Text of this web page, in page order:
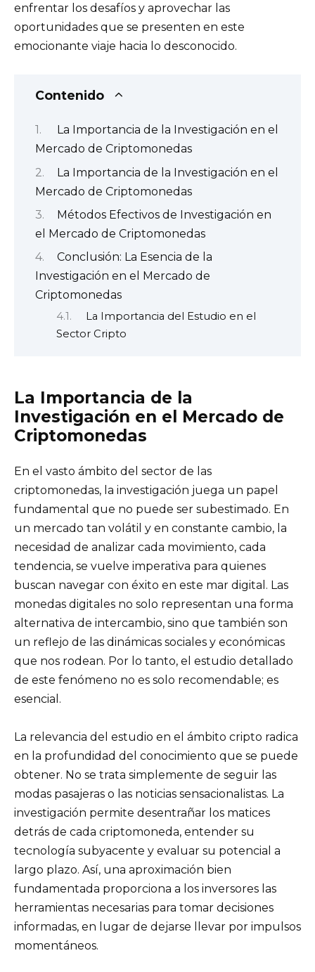
enfrentar los desafíos y aprovechar las
oportunidades que se presenten en este
emocionante viaje hacia lo desconocido.
Contenido
La Importancia de la Investigación en el
Mercado de Criptomonedas
La Importancia de la Investigación en el
Mercado de Criptomonedas
Métodos Efectivos de Investigación en
el Mercado de Criptomonedas
Conclusión: La Esencia de la
Investigación en el Mercado de
Criptomonedas
La Importancia del Estudio en el
Sector Cripto
La Importancia de la
Investigación en el Mercado de
Criptomonedas
En el vasto ámbito del sector de las
criptomonedas, la investigación juega un papel
fundamental que no puede ser subestimado. En
un mercado tan volátil y en constante cambio, la
necesidad de analizar cada movimiento, cada
tendencia, se vuelve imperativa para quienes
buscan navegar con éxito en este mar digital. Las
monedas digitales no solo representan una forma
alternativa de intercambio, sino que también son
un reflejo de las dinámicas sociales y económicas
que nos rodean. Por lo tanto, el estudio detallado
de este fenómeno no es solo recomendable; es
esencial.
La relevancia del estudio en el ámbito cripto radica
en la profundidad del conocimiento que se puede
obtener. No se trata simplemente de seguir las
modas pasajeras o las noticias sensacionalistas. La
investigación permite desentrañar los matices
detrás de cada criptomoneda, entender su
tecnología subyacente y evaluar su potencial a
largo plazo. Así, una aproximación bien
fundamentada proporciona a los inversores las
herramientas necesarias para tomar decisiones
informadas, en lugar de dejarse llevar por impulsos
momentáneos.